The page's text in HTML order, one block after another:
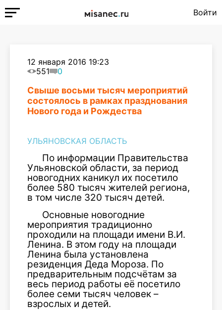
Войти
12 января 2016 19:23
551
0
Свыше восьми тысяч мероприятий
состоялось в рамках празднования
Нового года и Рождества
УЛЬЯНОВСКАЯ ОБЛАСТЬ
По информации Правительства
Ульяновской области, за период
новогодних каникул их посетило
более 580 тысяч жителей региона,
в том числе 320 тысяч детей.
Основные новогодние
мероприятия традиционно
проходили на площади имени В.И.
Ленина. В этом году на площади
Ленина была установлена
резиденция Деда Мороза. По
предварительным подсчётам за
весь период работы её посетило
более семи тысяч человек –
взрослых и детей.